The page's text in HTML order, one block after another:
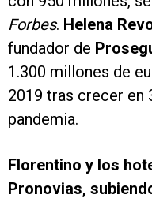
Forbes. Helena
fundador de
1.300 millones de
2019 tras crecer en
pandemia.
Florentino y los
Pronovias,